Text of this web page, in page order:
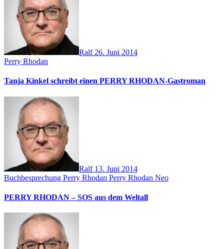
Ralf 26. Juni 2014
Perry Rhodan
Tanja Kinkel schreibt einen PERRY RHODAN-Gastroman
Ralf 13. Juni 2014
Buchbesprechung Perry Rhodan Perry Rhodan Neo
PERRY RHODAN – SOS aus dem Weltall